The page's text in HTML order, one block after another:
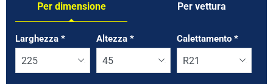
Per dimensione Per vettura
Tab updated: Per dimensione
Larghezza * Altezza * Calettamento*